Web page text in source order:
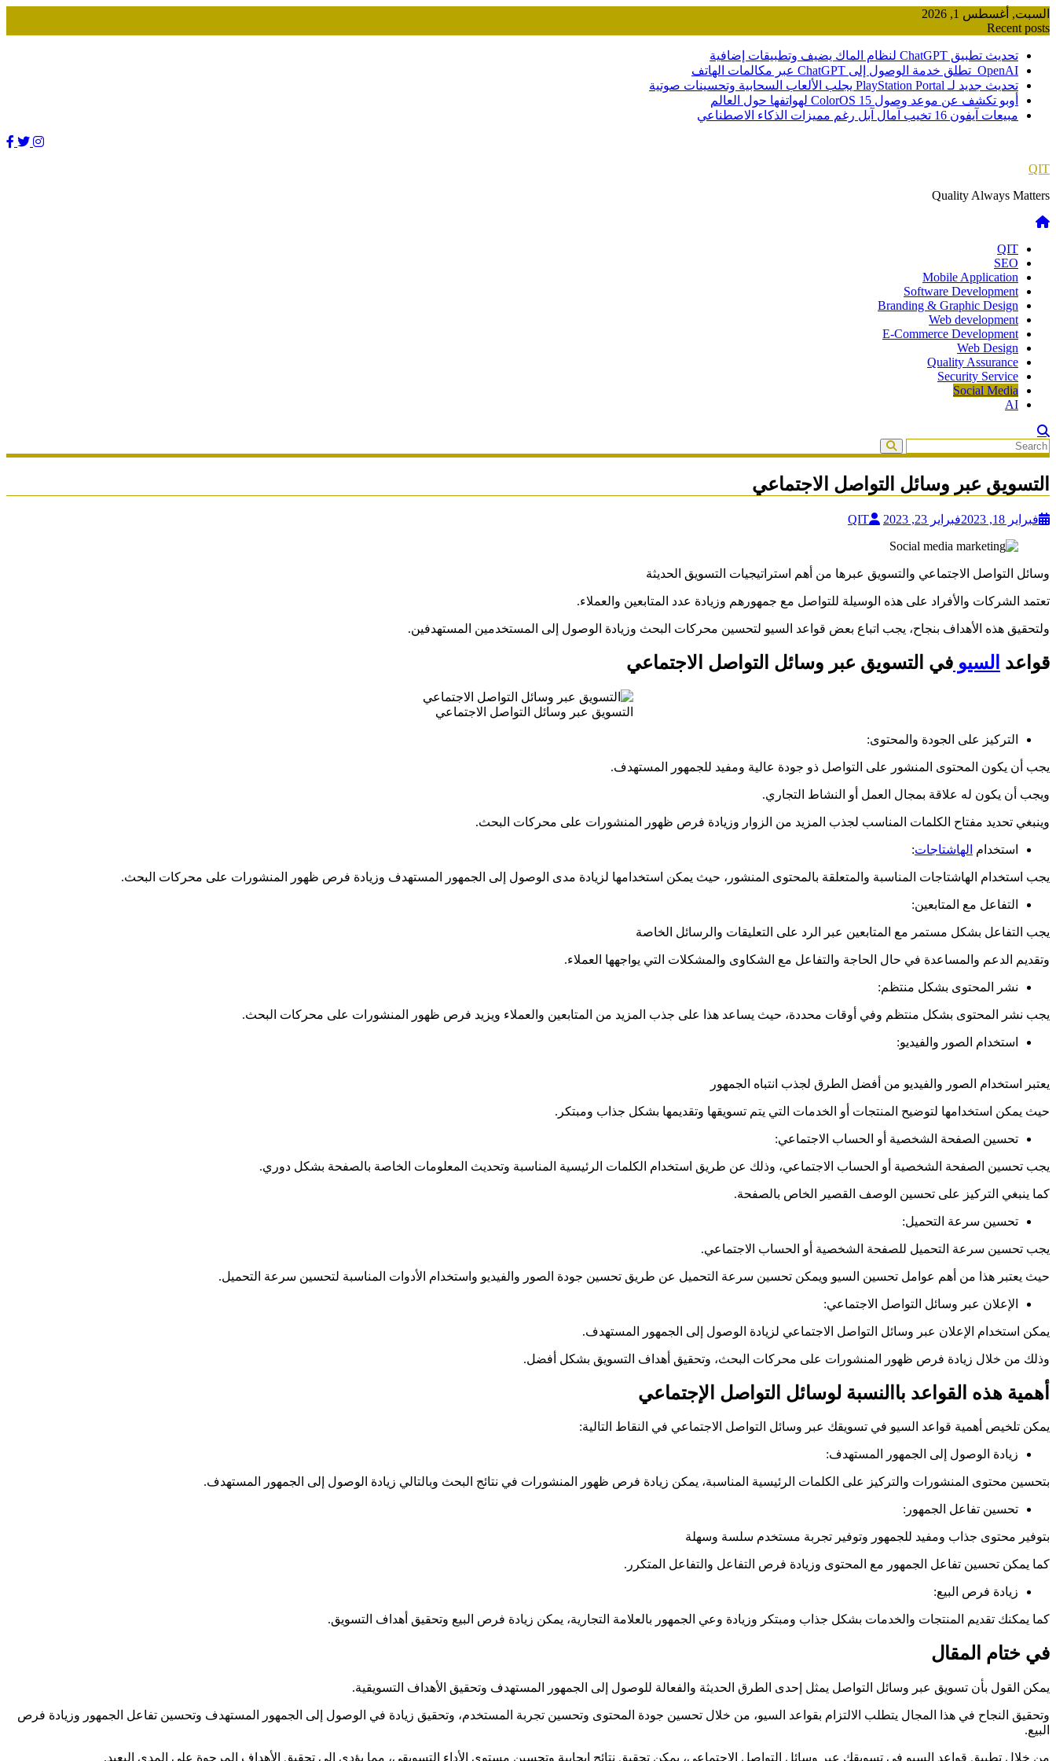
Skip
to
السبت, أغسطس 1, 2026
Recent posts
تحديث تطبيق ChatGPT لنظام الماك يضيف وتطبيقات إضافية
OpenAI تطلق خدمة الوصول إلى ChatGPT عبر مكالمات الهاتف
تحديث جديد لـ PlayStation Portal يجلب الألعاب السحابية وتحسينات صوتية
أوبو تكشف عن موعد وصول ColorOS 15 لهواتفها حول العالم
مبيعات آيفون 16 تخيب آمال آبل رغم مميزات الذكاء الاصطناعي
QIT
Quality Always Matters
QIT
SEO
Mobile Application
Software Development
Branding & Graphic Design
Web development
E-Commerce Development
Web Design
Quality Assurance
Security Service
Social Media
AI
التسويق عبر وسائل التواصل الاجتماعي
فبراير 18, 2023 فبراير 23, 2023 QIT
وسائل التواصل الاجتماعي والتسويق عبرها من أهم استراتيجيات التسويق الحديثة
تعتمد الشركات والأفراد على هذه الوسيلة للتواصل مع جمهورهم وزيادة عدد المتابعين والعملاء.
ولتحقيق هذه الأهداف بنجاح، يجب اتباع بعض قواعد السيو لتحسين محركات البحث وزيادة الوصول إلى المستخدمين المستهدفين.
قواعد السيو في التسويق عبر وسائل التواصل الاجتماعي
التسويق عبر وسائل التواصل الاجتماعي
التركيز على الجودة والمحتوى:
يجب أن يكون المحتوى المنشور على التواصل ذو جودة عالية ومفيد للجمهور المستهدف.
ويجب أن يكون له علاقة بمجال العمل أو النشاط التجاري.
وينبغي تحديد مفتاح الكلمات المناسب لجذب المزيد من الزوار وزيادة فرص ظهور المنشورات على محركات البحث.
استخدام الهاشتاجات:
يجب استخدام الهاشتاجات المناسبة والمتعلقة بالمحتوى المنشور، حيث يمكن استخدامها لزيادة مدى الوصول إلى الجمهور المستهدف وزيادة فرص ظهور المنشورات على محركات البحث.
التفاعل مع المتابعين:
يجب التفاعل بشكل مستمر مع المتابعين عبر الرد على التعليقات والرسائل الخاصة
وتقديم الدعم والمساعدة في حال الحاجة والتفاعل مع الشكاوى والمشكلات التي يواجهها العملاء.
نشر المحتوى بشكل منتظم:
يجب نشر المحتوى بشكل منتظم وفي أوقات محددة، حيث يساعد هذا على جذب المزيد من المتابعين والعملاء ويزيد فرص ظهور المنشورات على محركات البحث.
استخدام الصور والفيديو:
يعتبر استخدام الصور والفيديو من أفضل الطرق لجذب انتباه الجمهور
حيث يمكن استخدامها لتوضيح المنتجات أو الخدمات التي يتم تسويقها وتقديمها بشكل جذاب ومبتكر.
تحسين الصفحة الشخصية أو الحساب الاجتماعي:
يجب تحسين الصفحة الشخصية أو الحساب الاجتماعي، وذلك عن طريق استخدام الكلمات الرئيسية المناسبة وتحديث المعلومات الخاصة بالصفحة بشكل دوري.
كما ينبغي التركيز على تحسين الوصف القصير الخاص بالصفحة.
تحسين سرعة التحميل:
يجب تحسين سرعة التحميل للصفحة الشخصية أو الحساب الاجتماعي.
حيث يعتبر هذا من أهم عوامل تحسين السيو ويمكن تحسين سرعة التحميل عن طريق تحسين جودة الصور والفيديو واستخدام الأدوات المناسبة لتحسين سرعة التحميل.
الإعلان عبر وسائل التواصل الاجتماعي:
يمكن استخدام الإعلان عبر وسائل التواصل الاجتماعي لزيادة الوصول إلى الجمهور المستهدف.
وذلك من خلال زيادة فرص ظهور المنشورات على محركات البحث، وتحقيق أهداف التسويق بشكل أفضل.
أهمية هذه القواعد باالنسبة لوسائل التواصل الإجتماعي
يمكن تلخيص أهمية قواعد السيو في تسويقك عبر وسائل التواصل الاجتماعي في النقاط التالية:
زيادة الوصول إلى الجمهور المستهدف:
بتحسين محتوى المنشورات والتركيز على الكلمات الرئيسية المناسبة، يمكن زيادة فرص ظهور المنشورات في نتائج البحث وبالتالي زيادة الوصول إلى الجمهور المستهدف.
تحسين تفاعل الجمهور:
بتوفير محتوى جذاب ومفيد للجمهور وتوفير تجربة مستخدم سلسة وسهلة
كما يمكن تحسين تفاعل الجمهور مع المحتوى وزيادة فرص التفاعل والتفاعل المتكرر.
زيادة فرص البيع:
كما يمكنك تقديم المنتجات والخدمات بشكل جذاب ومبتكر وزيادة وعي الجمهور بالعلامة التجارية، يمكن زيادة فرص البيع وتحقيق أهداف التسويق.
في ختام المقال
يمكن القول بأن تسويق عبر وسائل التواصل يمثل إحدى الطرق الحديثة والفعالة للوصول إلى الجمهور المستهدف وتحقيق الأهداف التسويقية.
وتحقيق النجاح في هذا المجال يتطلب الالتزام بقواعد السيو، من خلال تحسين جودة المحتوى وتحسين تجربة المستخدم، وتحقيق زيادة في الوصول إلى الجمهور المستهدف وتحسين تفاعل الجمهور وزيادة فرص
البيع.
من خلال تطبيق قواعد السيو في تسويقك عبر وسائل التواصل الاجتماعي، يمكن تحقيق نتائج إيجابية وتحسين مستوى الأداء التسويقي، مما يؤدي إلى تحقيق الأهداف المرجوة على المدى البعيد.